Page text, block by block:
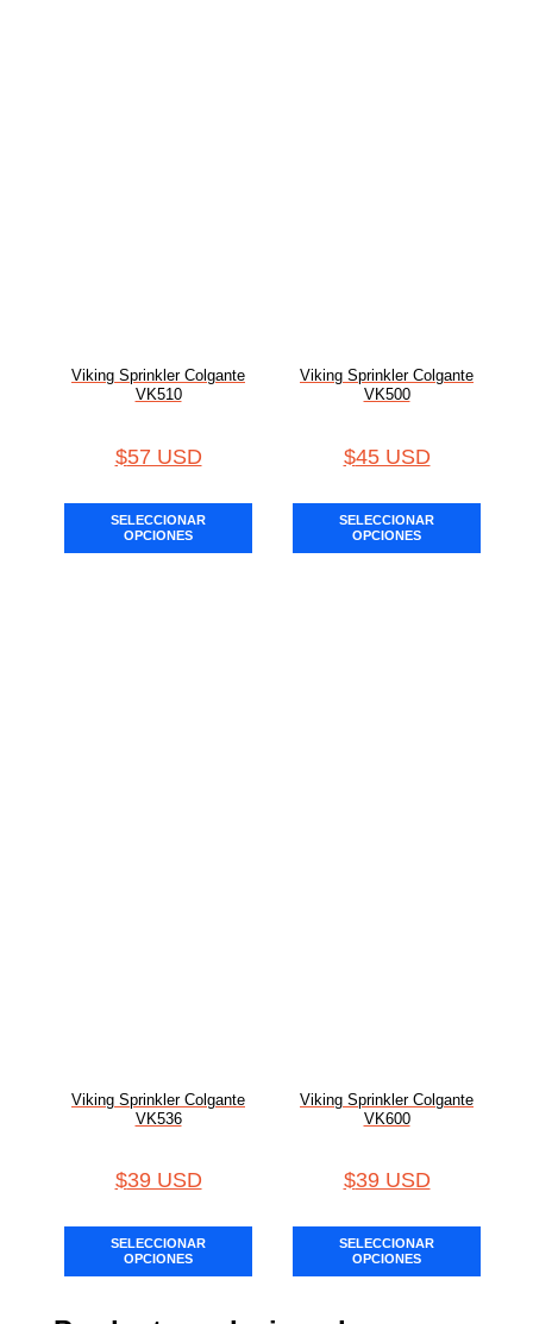
Viking Sprinkler Colgante
VK510
$57 USD
SELECCIONAR
OPCIONES
Viking Sprinkler Colgante
VK500
$45 USD
SELECCIONAR
OPCIONES
Viking Sprinkler Colgante
VK536
$39 USD
SELECCIONAR
OPCIONES
Viking Sprinkler Colgante
VK600
$39 USD
SELECCIONAR
OPCIONES